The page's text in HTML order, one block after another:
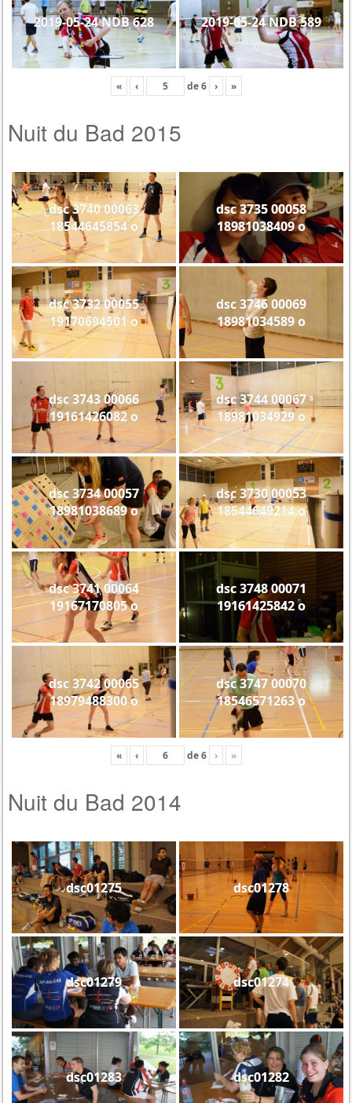
2019-05-24 NDB 628 2019-05-24 NDB 589
« ‹ de6 › »
Nuit du Bad 2015
dsc 3740 00063
18544645854 o
dsc 3735 00058
18981038409 o
dsc 3732 00055
19170694501 o
dsc 3746 00069
18981034589 o
dsc 3743 00066
19161426082 o
dsc 3744 00067
18981034929 o
dsc 3734 00057
18981038689 o
dsc 3730 00053
18544649214 o
dsc 3741 00064
19167170805 o
dsc 3748 00071
19161425842 o
dsc 3742 00065
18979488300 o
dsc 3747 00070
18546571263 o
« ‹ de6 › »
Nuit du Bad 2014
dsc01275 dsc01278
dsc01279 dsc01274
dsc01283 dsc01282